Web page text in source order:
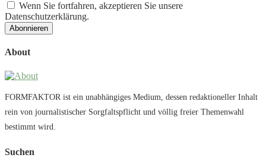
Wenn Sie fortfahren, akzeptieren Sie unsere
Datenschutzerklärung.
About
FORMFAKTOR ist ein unabhängiges Medium, dessen redaktioneller Inhalt
rein von journalistischer Sorgfaltspflicht und völlig freier Themenwahl
bestimmt wird.
Suchen